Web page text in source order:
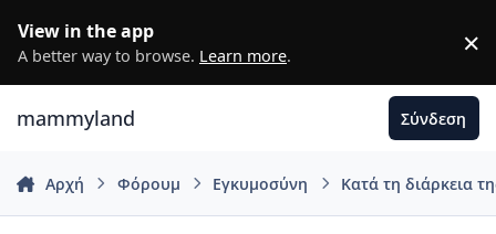
View in the app
A better way to browse. Learn more. ×
mammyland Σύνδεση
Αρχή Φόρουμ Εγκυμοσύνη Κατά τη διάρκεια